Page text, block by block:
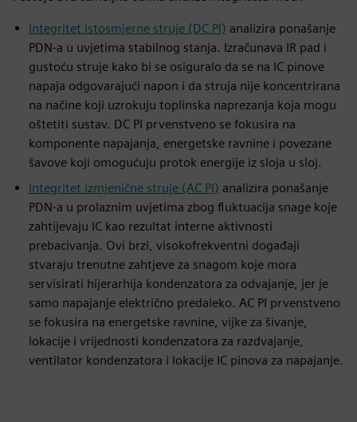
Integritet istosmjerne struje (DC PI) analizira ponašanje
PDN-a u uvjetima stabilnog stanja. Izračunava IR pad i
gustoću struje kako bi se osiguralo da se na IC pinove
napaja odgovarajući napon i da struja nije koncentrirana
na načine koji uzrokuju toplinska naprezanja koja mogu
oštetiti sustav. DC PI prvenstveno se fokusira na
komponente napajanja, energetske ravnine i povezane
šavove koji omogućuju protok energije iz sloja u sloj.
Integritet izmjenične struje (AC PI) analizira ponašanje
PDN-a u prolaznim uvjetima zbog fluktuacija snage koje
zahtijevaju IC kao rezultat interne aktivnosti
prebacivanja. Ovi brzi, visokofrekventni događaji
stvaraju trenutne zahtjeve za snagom koje mora
servisirati hijerarhija kondenzatora za odvajanje, jer je
samo napajanje električno predaleko. AC PI prvenstveno
se fokusira na energetske ravnine, vijke za šivanje,
lokacije i vrijednosti kondenzatora za razdvajanje,
ventilator kondenzatora i lokacije IC pinova za napajanje.